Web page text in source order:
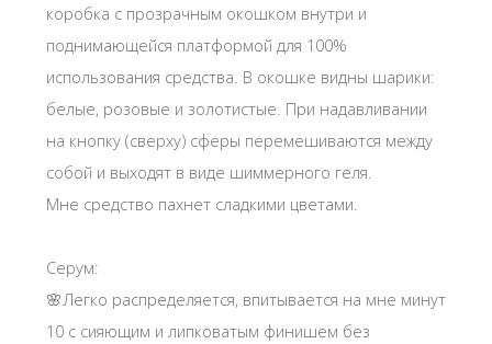
коробка с прозрачным окошком внутри и
поднимающейся платформой для 100%
использования средства. В окошке видны шарики:
белые, розовые и золотистые. При надавливании
на кнопку (сверху) сферы перемешиваются между
собой и выходят в виде шиммерного геля.
Мне средство пахнет сладкими цветами.
Серум:
🌸Легко распределяется, впитывается на мне минут
10 с сияющим и липковатым финишем без